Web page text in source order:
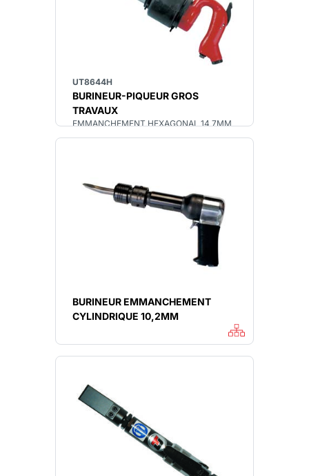
UT8644H
BURINEUR-PIQUEUR GROS
TRAVAUX
EMMANCHEMENT HEXAGONAL 14,7MM
BURINEUR EMMANCHEMENT
CYLINDRIQUE 10,2MM